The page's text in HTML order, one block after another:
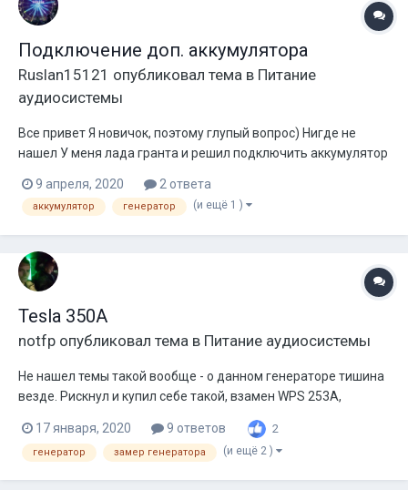
Подключение доп. аккумулятора
Ruslan15121 опубликовал тема в Питание
аудиосистемы
Все привет Я новичок, поэтому глупый вопрос) Нигде не
нашел У меня лада гранта и решил подключить аккумулятор
бы выкинуть из под капота свой старый (на 60а) и протянуть
проводку к новому, но вроде много проводов получится, на
в...
9 апреля, 2020 2 ответа
аккумулятор генератор (и ещё 1 )
Tesla 350A
notfp опубликовал тема в Питание аудиосистемы
Не нашел темы такой вообще - о данном генераторе тишина
везде. Рискнул и купил себе такой, взамен WPS 253A,
токовые клещи на постоянный ток - замерил. Результат
удивил. Конечно на холодную, времени греть особо не было
17 января, 2020 9 ответов 2
генератор замер генератора (и ещё 2 )